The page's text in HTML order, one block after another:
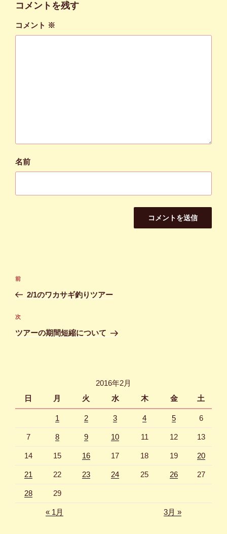
コメントを残す
コメント ※
名前
投
ナ
ビ
ゲ
前
の
稿
前
2/1のワカサギ釣りツアー
次
の
次
ツアーの期間短縮について
2016年2月
日
月 火 水 木 金 土
1 2 3 4 5 6
7 8 9 10 11 12 13
14 15 16 17 18 19 20
21 22 23 24 25 26 27
28 29
« 1月 3月 »